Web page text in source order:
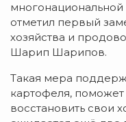
отметил первый
хозяйства и
Шарип Шарипов.
Такая мера
картофеля,
восстановить свои